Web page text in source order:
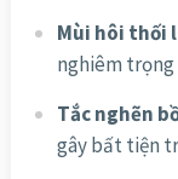
Mùi hôi thối
nghiêm trọng
Tắc nghẽn
gây bất tiện